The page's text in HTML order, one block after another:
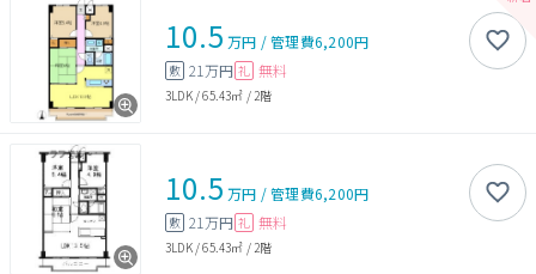
10.5 万円 /管理費6,200円
敷 21万円 礼 無料
3LDK/65.43㎡ / 2階
10.5 万円 /管理費6,200円
敷 21万円 礼 無料
3LDK/65.43㎡ / 2階